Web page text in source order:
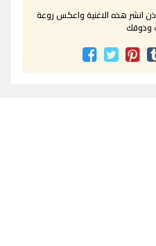
انشر هذه الاغنية واعكس روعة
وذوقك